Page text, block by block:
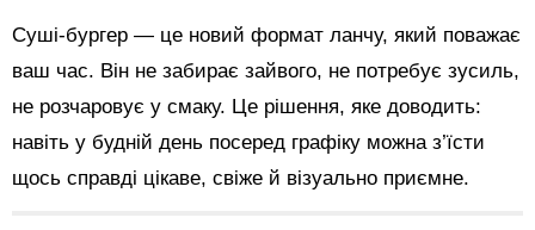
Суші-бургер — це новий формат ланчу, який поважає
ваш час. Він не забирає зайвого, не потребує зусиль,
не розчаровує у смаку. Це рішення, яке доводить:
навіть у будній день посеред графіку можна з’їсти
щось справді цікаве, свіже й візуально приємне.